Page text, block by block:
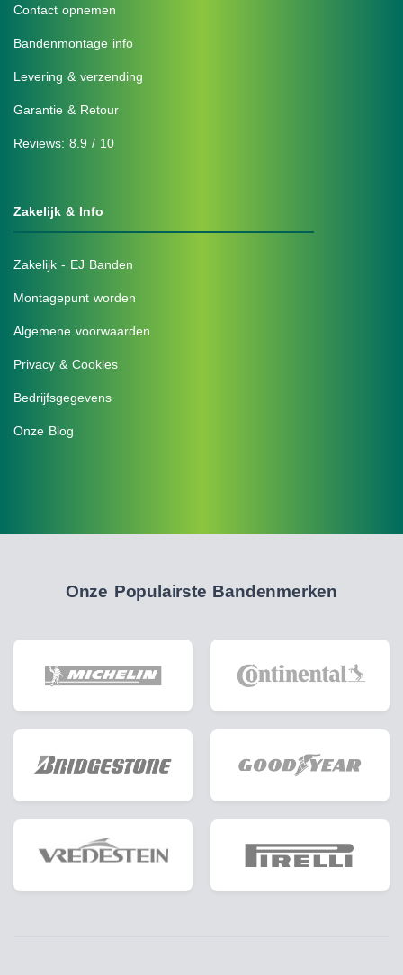
Contact opnemen
Bandenmontage info
Levering & verzending
Garantie & Retour
Reviews: 8.9 / 10
Zakelijk & Info
Zakelijk - EJ Banden
Montagepunt worden
Algemene voorwaarden
Privacy & Cookies
Bedrijfsgegevens
Onze Blog
Onze Populairste Bandenmerken